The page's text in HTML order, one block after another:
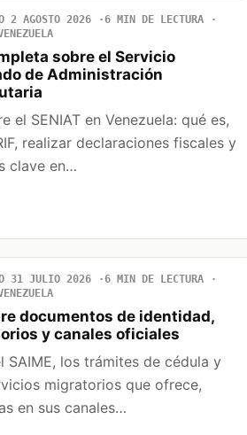
2 AGOSTO 2026
6 MIN DE LECTURA
sobre el Servicio
de Administración
el SENIAT en Venezuela: qué es,
realizar declaraciones fiscales y
clave en…
31 JULIO 2026
6 MIN DE LECTURA
documentos de identidad,
y canales oficiales
SAIME, los trámites de cédula y
migratorios que ofrece,
en sus canales…